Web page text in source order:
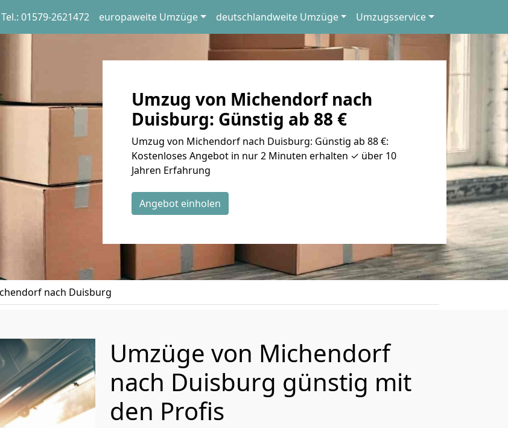
Tel.: 01579-2621472 europaweite Umzüge deutschlandweite Umzüge Umzugsservice
Umzug von Michendorf nach
Duisburg: Günstig ab 88 €
Umzug von Michendorf nach Duisburg: Günstig ab 88 €:
Kostenloses Angebot in nur 2 Minuten erhalten ✓ über 10
Jahren Erfahrung
Angebot einholen
nach Duisburg
Umzüge von Michendorf
nach Duisburg günstig mit
den Profis